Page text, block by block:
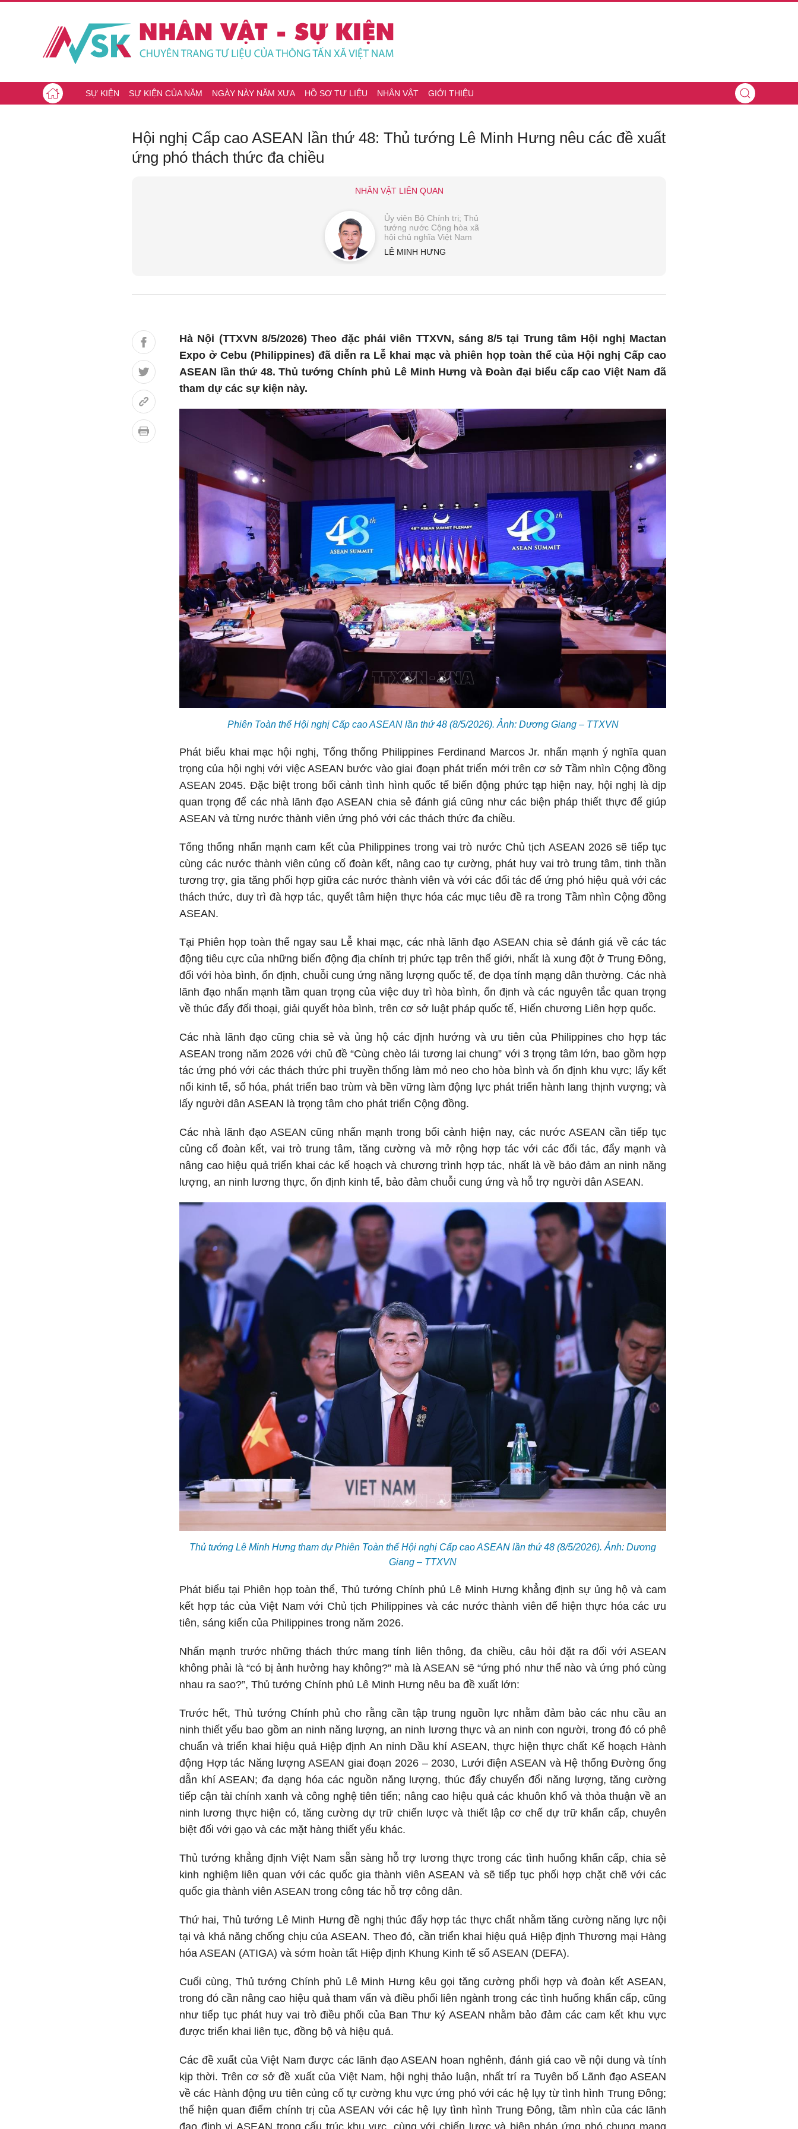
SỰ KIỆN SỰ KIỆN CỦA NĂM NGÀY NÀY NĂM XƯA HỒ SƠ TƯ LIỆU NHÂN VẬT GIỚI THIỆU
Hội nghị Cấp cao ASEAN lần thứ 48: Thủ tướng Lê Minh Hưng nêu các đề xuất
ứng phó thách thức đa chiều
NHÂN VẬT LIÊN QUAN
Ủy viên Bộ Chính trị; Thủ
tướng nước Cộng hòa xã
hội chủ nghĩa Việt Nam
LÊ MINH HƯNG
Hà Nội (TTXVN 8/5/2026) Theo đặc phái viên TTXVN, sáng 8/5 tại Trung tâm Hội nghị Mactan
Expo ở Cebu (Philippines) đã diễn ra Lễ khai mạc và phiên họp toàn thể của Hội nghị Cấp cao
ASEAN lần thứ 48. Thủ tướng Chính phủ Lê Minh Hưng và Đoàn đại biểu cấp cao Việt Nam đã
tham dự các sự kiện này.
Phiên Toàn thể Hội nghị Cấp cao ASEAN lần thứ 48 (8/5/2026). Ảnh: Dương Giang – TTXVN
Phát biểu khai mạc hội nghị, Tổng thống Philippines Ferdinand Marcos Jr. nhấn mạnh ý nghĩa quan
trọng của hội nghị với việc ASEAN bước vào giai đoạn phát triển mới trên cơ sở Tầm nhìn Cộng đồng
ASEAN 2045. Đặc biệt trong bối cảnh tình hình quốc tế biến động phức tạp hiện nay, hội nghị là dịp
quan trọng để các nhà lãnh đạo ASEAN chia sẻ đánh giá cũng như các biện pháp thiết thực để giúp
ASEAN và từng nước thành viên ứng phó với các thách thức đa chiều.
Tổng thống nhấn mạnh cam kết của Philippines trong vai trò nước Chủ tịch ASEAN 2026 sẽ tiếp tục
cùng các nước thành viên củng cố đoàn kết, nâng cao tự cường, phát huy vai trò trung tâm, tinh thần
tương trợ, gia tăng phối hợp giữa các nước thành viên và với các đối tác để ứng phó hiệu quả với các
thách thức, duy trì đà hợp tác, quyết tâm hiện thực hóa các mục tiêu đề ra trong Tầm nhìn Cộng đồng
ASEAN.
Tại Phiên họp toàn thể ngay sau Lễ khai mạc, các nhà lãnh đạo ASEAN chia sẻ đánh giá về các tác
động tiêu cực của những biến động địa chính trị phức tạp trên thế giới, nhất là xung đột ở Trung Đông,
đối với hòa bình, ổn định, chuỗi cung ứng năng lượng quốc tế, đe dọa tính mạng dân thường. Các nhà
lãnh đạo nhấn mạnh tầm quan trọng của việc duy trì hòa bình, ổn định và các nguyên tắc quan trọng
về thúc đẩy đối thoại, giải quyết hòa bình, trên cơ sở luật pháp quốc tế, Hiến chương Liên hợp quốc.
Các nhà lãnh đạo cũng chia sẻ và ủng hộ các định hướng và ưu tiên của Philippines cho hợp tác
ASEAN trong năm 2026 với chủ đề “Cùng chèo lái tương lai chung” với 3 trọng tâm lớn, bao gồm hợp
tác ứng phó với các thách thức phi truyền thống làm mỏ neo cho hòa bình và ổn định khu vực; lấy kết
nối kinh tế, số hóa, phát triển bao trùm và bền vững làm động lực phát triển hành lang thịnh vượng; và
lấy người dân ASEAN là trọng tâm cho phát triển Cộng đồng.
Các nhà lãnh đạo ASEAN cũng nhấn mạnh trong bối cảnh hiện nay, các nước ASEAN cần tiếp tục
củng cố đoàn kết, vai trò trung tâm, tăng cường và mở rộng hợp tác với các đối tác, đẩy mạnh và
nâng cao hiệu quả triển khai các kế hoạch và chương trình hợp tác, nhất là về bảo đảm an ninh năng
lượng, an ninh lương thực, ổn định kinh tế, bảo đảm chuỗi cung ứng và hỗ trợ người dân ASEAN.
Thủ tướng Lê Minh Hưng tham dự Phiên Toàn thể Hội nghị Cấp cao ASEAN lần thứ 48 (8/5/2026). Ảnh: Dương
Giang – TTXVN
Phát biểu tại Phiên họp toàn thể, Thủ tướng Chính phủ Lê Minh Hưng khẳng định sự ủng hộ và cam
kết hợp tác của Việt Nam với Chủ tịch Philippines và các nước thành viên để hiện thực hóa các ưu
tiên, sáng kiến của Philippines trong năm 2026.
Nhấn mạnh trước những thách thức mang tính liên thông, đa chiều, câu hỏi đặt ra đối với ASEAN
không phải là “có bị ảnh hưởng hay không?” mà là ASEAN sẽ “ứng phó như thế nào và ứng phó cùng
nhau ra sao?”, Thủ tướng Chính phủ Lê Minh Hưng nêu ba đề xuất lớn:
Trước hết, Thủ tướng Chính phủ cho rằng cần tập trung nguồn lực nhằm đảm bảo các nhu cầu an
ninh thiết yếu bao gồm an ninh năng lượng, an ninh lương thực và an ninh con người, trong đó có phê
chuẩn và triển khai hiệu quả Hiệp định An ninh Dầu khí ASEAN, thực hiện thực chất Kế hoạch Hành
động Hợp tác Năng lượng ASEAN giai đoạn 2026 – 2030, Lưới điện ASEAN và Hệ thống Đường ống
dẫn khí ASEAN; đa dạng hóa các nguồn năng lượng, thúc đẩy chuyển đổi năng lượng, tăng cường
tiếp cận tài chính xanh và công nghệ tiên tiến; nâng cao hiệu quả các khuôn khổ và thỏa thuận về an
ninh lương thực hiện có, tăng cường dự trữ chiến lược và thiết lập cơ chế dự trữ khẩn cấp, chuyên
biệt đối với gạo và các mặt hàng thiết yếu khác.
Thủ tướng khẳng định Việt Nam sẵn sàng hỗ trợ lương thực trong các tình huống khẩn cấp, chia sẻ
kinh nghiệm liên quan với các quốc gia thành viên ASEAN và sẽ tiếp tục phối hợp chặt chẽ với các
quốc gia thành viên ASEAN trong công tác hỗ trợ công dân.
Thứ hai, Thủ tướng Lê Minh Hưng đề nghị thúc đẩy hợp tác thực chất nhằm tăng cường năng lực nội
tại và khả năng chống chịu của ASEAN. Theo đó, cần triển khai hiệu quả Hiệp định Thương mại Hàng
hóa ASEAN (ATIGA) và sớm hoàn tất Hiệp định Khung Kinh tế số ASEAN (DEFA).
Cuối cùng, Thủ tướng Chính phủ Lê Minh Hưng kêu gọi tăng cường phối hợp và đoàn kết ASEAN,
trong đó cần nâng cao hiệu quả tham vấn và điều phối liên ngành trong các tình huống khẩn cấp, cũng
như tiếp tục phát huy vai trò điều phối của Ban Thư ký ASEAN nhằm bảo đảm các cam kết khu vực
được triển khai liên tục, đồng bộ và hiệu quả.
Các đề xuất của Việt Nam được các lãnh đạo ASEAN hoan nghênh, đánh giá cao về nội dung và tính
kịp thời. Trên cơ sở đề xuất của Việt Nam, hội nghị thảo luận, nhất trí ra Tuyên bố Lãnh đạo ASEAN
về các Hành động ưu tiên củng cố tự cường khu vực ứng phó với các hệ lụy từ tình hình Trung Đông;
thể hiện quan điểm chính trị của ASEAN với các hệ lụy tình hình Trung Đông, tầm nhìn của các lãnh